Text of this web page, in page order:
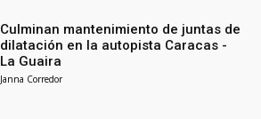
Culminan mantenimiento de juntas de
dilatación en la autopista Caracas -
La Guaira
Janna Corredor